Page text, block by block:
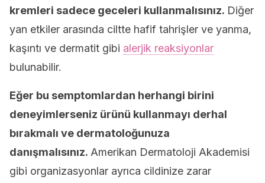
kremleri sadece geceleri kullanmalısınız. Diğer
yan etkiler arasında ciltte hafif tahrişler ve yanma,
kaşıntı ve dermatit gibi alerjik reaksiyonlar
bulunabilir.
Eğer bu semptomlardan herhangi birini
deneyimlerseniz ürünü kullanmayı derhal
bırakmalı ve dermatoloğunuza
danışmalısınız. Amerikan Dermatoloji Akademisi
gibi organizasyonlar ayrıca cildinize zarar